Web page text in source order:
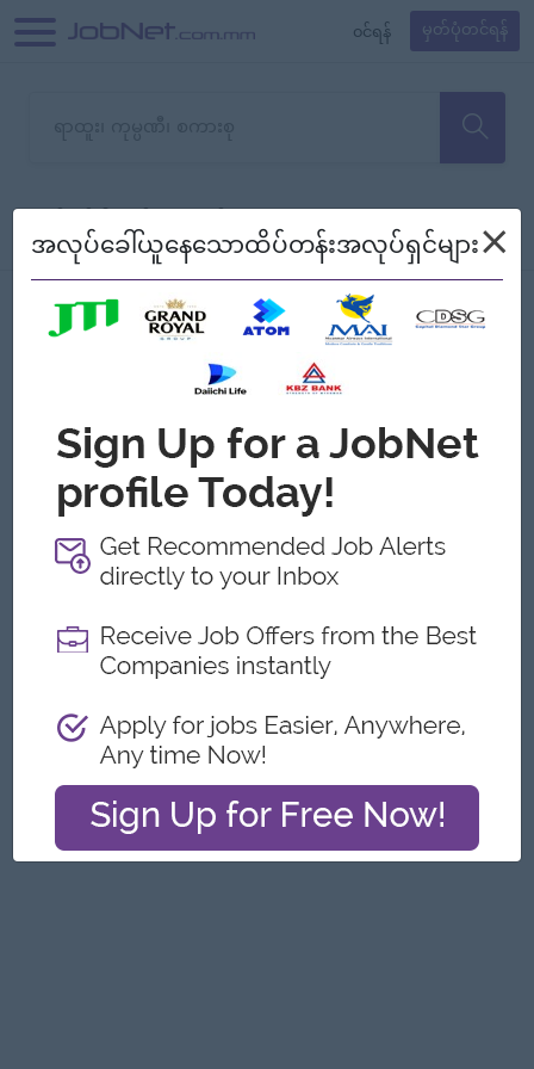
၀င်ရန် မှတ်ပုံတင်ရန်
သော အလုပ်မရှိသေးပါ။
စစ်ရန် စဉ်၍ကြည့်မည်
Jobs
အလုပ်ခေါ်ယူနေသောထိပ်တန်းအလုပ်ရှင်များ×